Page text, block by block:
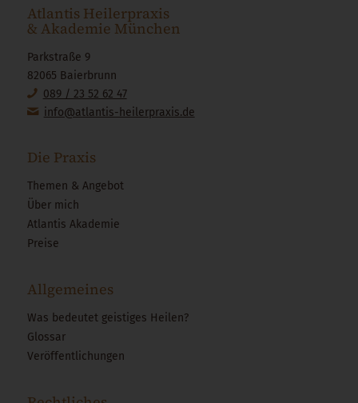
Atlantis Heilerpraxis
& Akademie München
Parkstraße 9
82065 Baierbrunn
089 / 23 52 62 47
info@atlantis-heilerpraxis.de
Die Praxis
Themen & Angebot
Über mich
Atlantis Akademie
Preise
Allgemeines
Was bedeutet geistiges Heilen?
Glossar
Veröffentlichungen